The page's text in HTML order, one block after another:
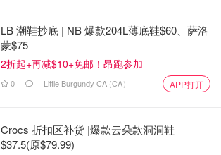
LB 潮鞋抄底 | NB 爆款204L薄底鞋$60、萨洛
蒙$75
2折起+再减$10+免邮！昂跑参加
0 Little Burgundy CA (CA） APP打开
Crocs 折扣区补货 |爆款云朵款洞洞鞋
$37.5(原$79.99)